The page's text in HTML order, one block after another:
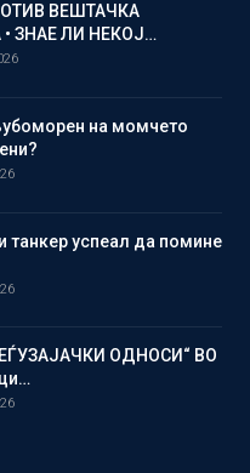
ВЕШТАЧКА
ЗНАЕ ЛИ НЕКОЈ…
на момчето
успеал да помине
ОДНОСИ“ ВО